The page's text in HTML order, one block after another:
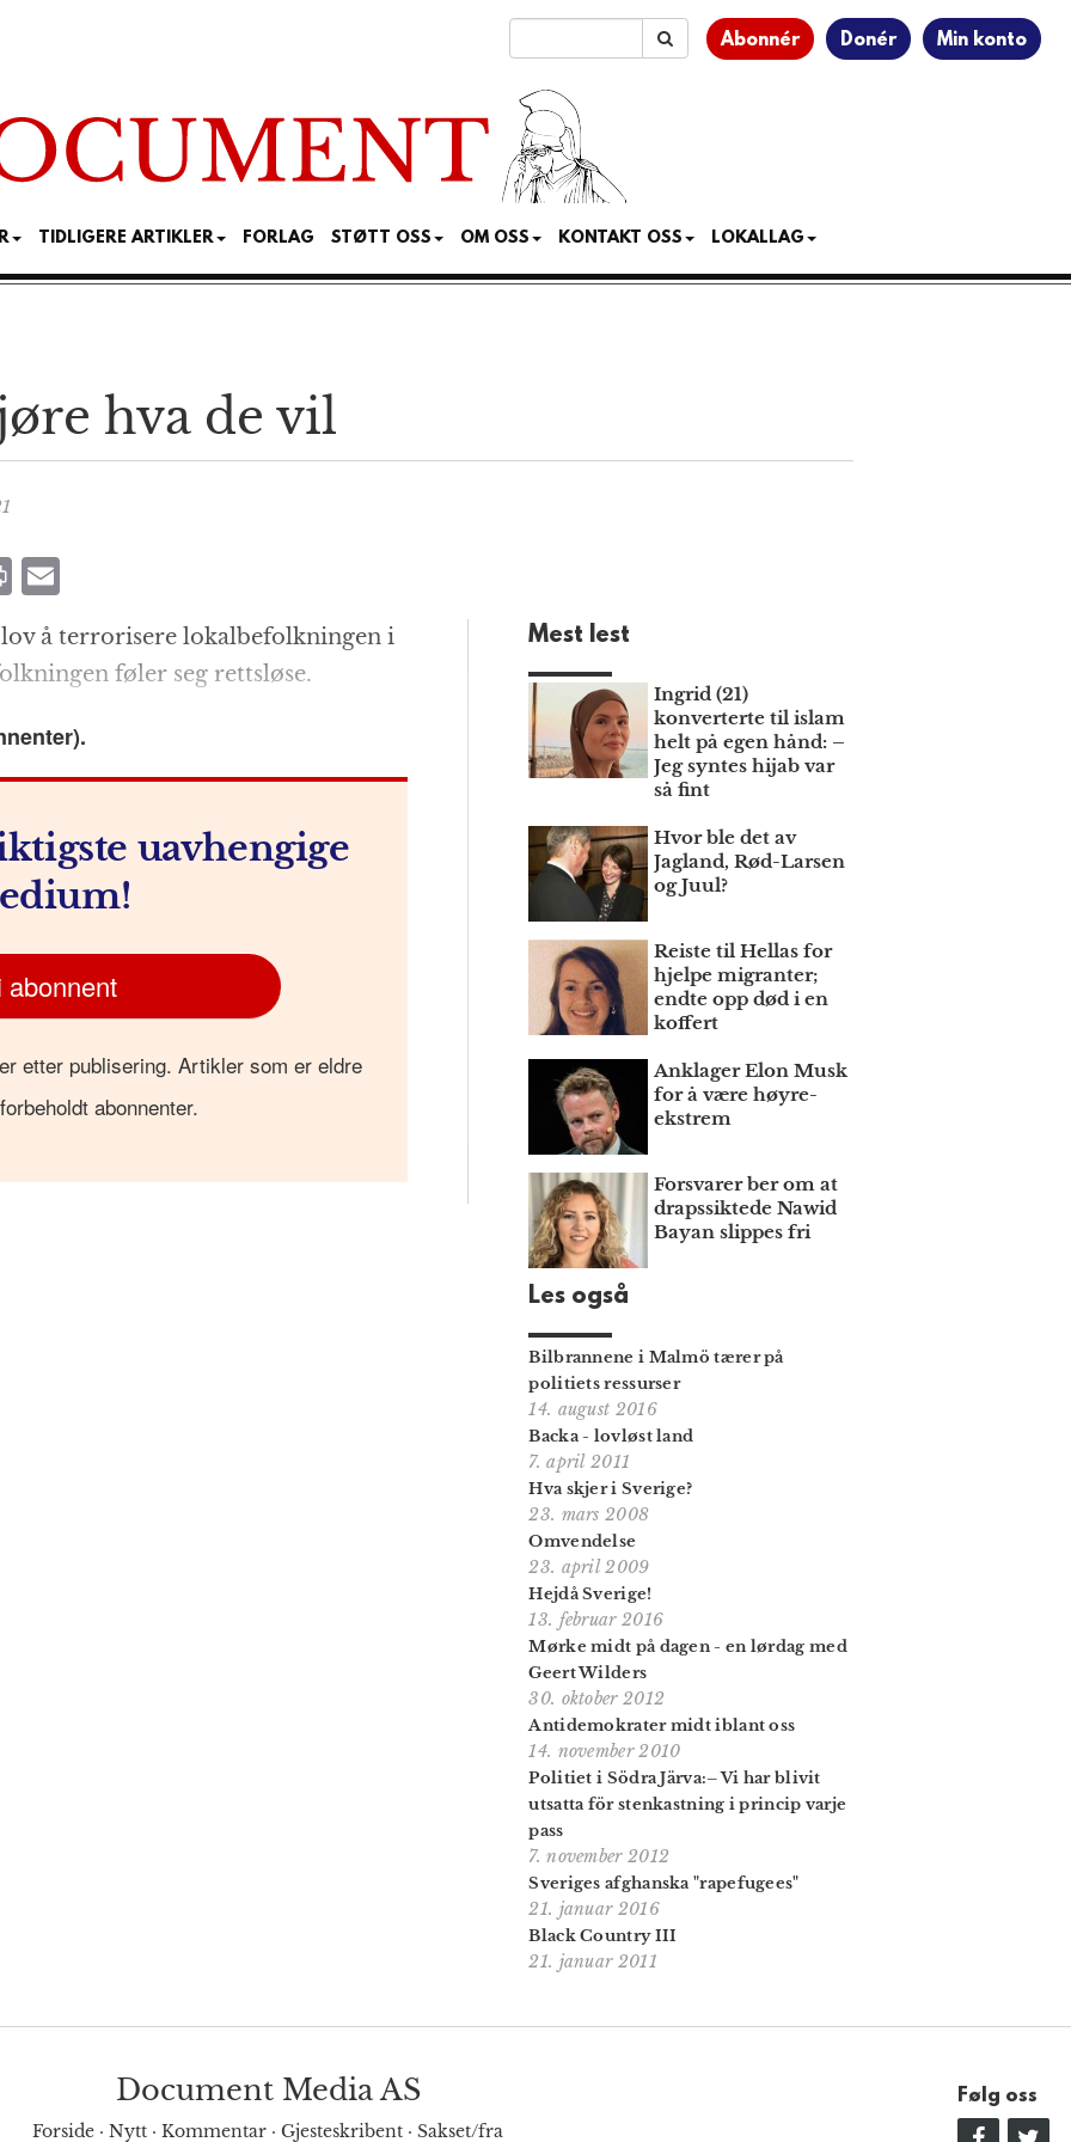
Abonnér Donér Min konto
TIDLIGERE ARTIKLER FORLAG STØTT OSS OM OSS KONTAKT OSS LOKALLAG
hva de vil
P
ri
n
t
ai
l
å terrorisere lokalbefolkningen i
føler seg rettsløse.
uavhengige
abonnent
etter publisering. Artikler som er eldre
abonnenter.
Mest lest
Ingrid (21)
konverterte til islam
helt på egen hånd: –
Jeg syntes hijab var
så fint
Hvor ble det av
Jagland, Rød-Larsen
og Juul?
Reiste til Hellas for
hjelpe migranter;
endte opp død i en
koffert
Anklager Elon Musk
for å være høyre­
ekstrem
Forsvarer ber om at
draps­siktede Nawid
Bayan slippes fri
Les også
Bilbrannene i Malmö tærer på
politiets ressurser
14. august 2016
Backa - lovløst land
7. april 2011
Hva skjer i Sverige?
23. mars 2008
Omvendelse
23. april 2009
Hejdå Sverige!
13. februar 2016
Mørke midt på dagen - en lørdag med
Geert Wilders
30. oktober 2012
Antidemokrater midt iblant oss
14. november 2010
Politiet i Södra Järva:– Vi har blivit
utsatta för stenkastning i princip varje
pass
7. november 2012
Sveriges afghanska "rapefugees"
21. januar 2016
Black Country III
21. januar 2011
Document Media AS
Forside · Nytt · Kommentar · Gjesteskribent · Sakset/fra
Følg oss